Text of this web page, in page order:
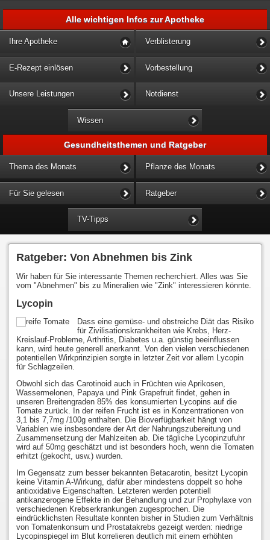
Alle wichtigen Infos zur Apotheke
Ihre Apotheke Verblisterung
E-Rezept einlösen Vorbestellung
Unsere Leistungen Notdienst
Wissen
Gesundheitsthemen und Ratgeber
Thema des Monats Pflanze des Monats
Für Sie gelesen Ratgeber
TV-Tipps
Ratgeber: Von Abnehmen bis Zink
Wir haben für Sie interessante Themen recherchiert. Alles was Sie
vom "Abnehmen" bis zu Mineralien wie "Zink" interessieren könnte.
Lycopin
Dass eine gemüse- und obstreiche Diät das Risiko
für Zivilisationskrankheiten wie Krebs, Herz-
Kreislauf-Probleme, Arthritis, Diabetes u.a. günstig beeinflussen
kann, wird heute generell anerkannt. Von den vielen verschiedenen
potentiellen Wirkprinzipien sorgte in letzter Zeit vor allem Lycopin
für Schlagzeilen.
Obwohl sich das Carotinoid auch in Früchten wie Aprikosen,
Wassermelonen, Papaya und Pink Grapefruit findet, gehen in
unseren Breitengraden 85% des konsumierten Lycopins auf die
Tomate zurück. In der reifen Frucht ist es in Konzentrationen von
3,1 bis 7,7mg /100g enthalten. Die Bioverfügbarkeit hängt von
Variablen wie insbesondere der Art der Nahrungszubereitung und
Zusammensetzung der Mahlzeiten ab. Die tägliche Lycopinzufuhr
wird auf 50mg geschätzt und ist besonders hoch, wenn die Tomaten
erhitzt (gekocht, usw.) wurden.
Im Gegensatz zum besser bekannten Betacarotin, besitzt Lycopin
keine Vitamin A-Wirkung, dafür aber mindestens doppelt so hohe
antioxidative Eigenschaften. Letzteren werden potentiell
antikanzerogene Effekte in der Behandlung und zur Prophylaxe von
verschiedenen Krebserkrankungen zugesprochen. Die
eindrücklichsten Resultate konnten bisher in Studien zum Verhältnis
von Tomatenkonsum und Prostatakrebs gezeigt werden: niedrige
Lycopinspiegel im Blut korrelieren deutlich mit einem erhöhten